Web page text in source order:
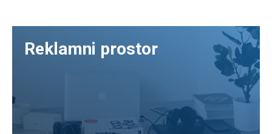
Reklamni prostor